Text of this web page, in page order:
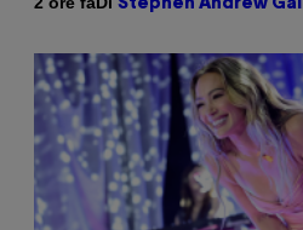
Stephen Andrew